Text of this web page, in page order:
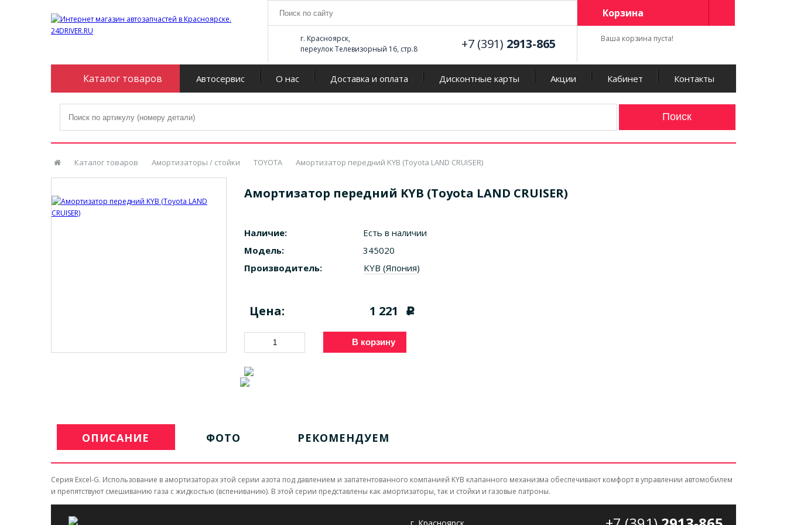
г. Красноярск,
переулок Телевизорный 16, стр.8
+7 (391) 2913-865
Корзина
Ваша корзина пуста!
Каталог товаров Автосервис О нас Доставка и оплата Дисконтные карты Акции Кабинет Контакты
Каталог товаров Амортизаторы / стойки TOYOTA Амортизатор передний KYB (Toyota LAND CRUISER)
Амортизатор передний KYB (Toyota LAND CRUISER)
Наличие:
Есть в наличии
Модель:
345020
Производитель:
KYB (Япония)
Цена: 1 221 c
В корзину
ОПИСАНИЕ ФОТО РЕКОМЕНДУЕМ
Серия Excel-G. Использование в амортизаторах этой серии азота под давлением и запатентованного компанией KYB клапанного механизма обеспечивают комфорт в управлении автомобилем
и препятствуют смешиванию газа с жидкостью (вспениванию). В этой серии представлены как амортизаторы, так и стойки и газовые патроны.